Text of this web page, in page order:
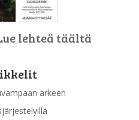
lehteä täältä
arkeen